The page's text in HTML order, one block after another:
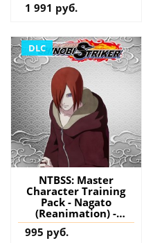
1 991 руб.
DLC
NTBSS: Master
Character Training
Pack - Nagato
(Reanimation) -
NARUTO TO BORUTO:
SHINOBI STRIKER PS4
995 руб.